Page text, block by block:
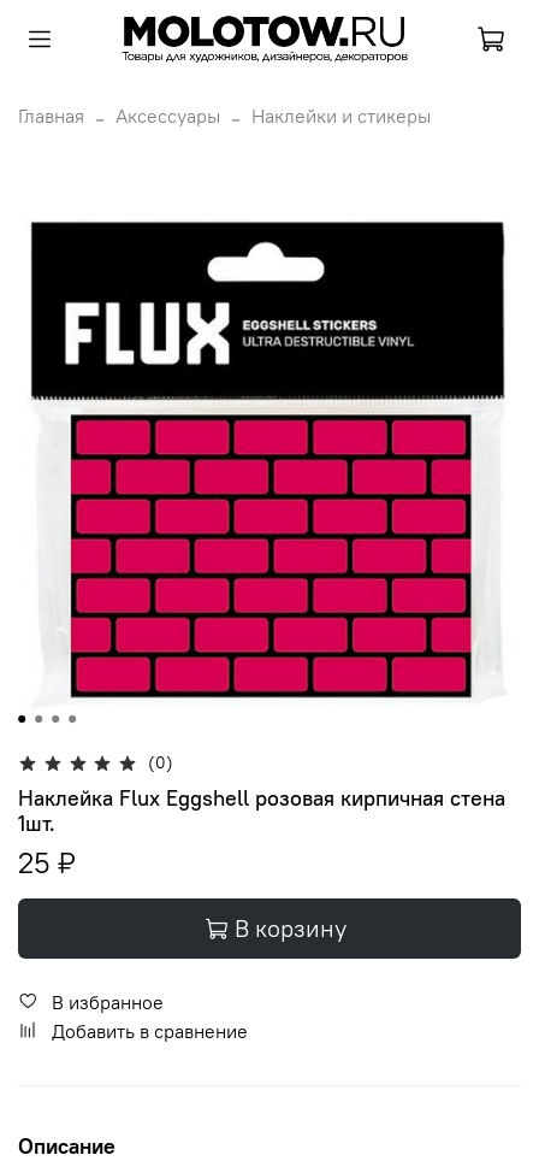
Главная Аксессуары Наклейки и стикеры
(0)
Наклейка Flux Eggshell розовая кирпичная стена
1шт.
25 ₽
В корзину
В избранное
Добавить в сравнение
Описание